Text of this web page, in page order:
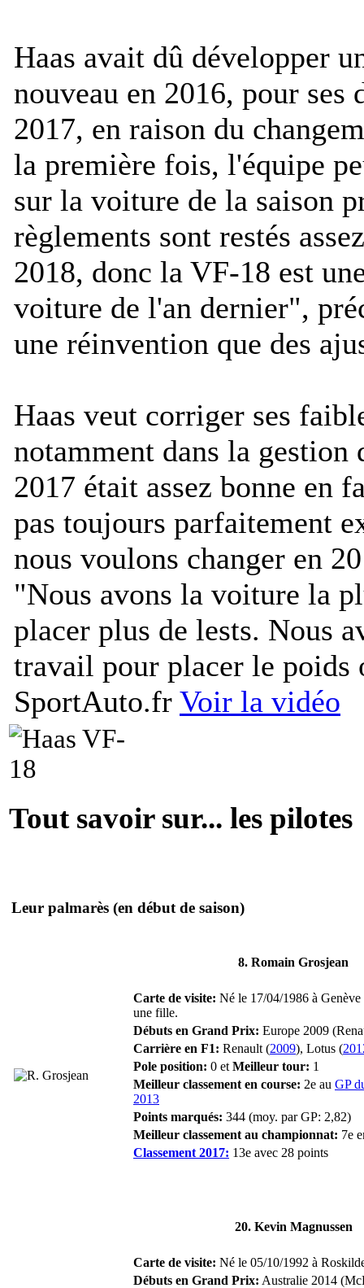
Haas avait dû développer
nouveau en 2016, pour ses
2017, en raison du
la première fois, l'équipe
sur la voiture de la saison
règlements sont restés
2018, donc la VF-18 est
voiture de l'an dernier",
une réinvention que des
Haas veut corriger ses
notamment dans la gestion
2017 était assez bonne en
pas toujours parfaitement
nous voulons changer en
"Nous avons la voiture la
placer plus de lests. Nous
travail pour placer le poids
SportAuto.fr Voir la vidéo
Tout savoir sur... les pilotes
Leur palmarès (en début de saison)
8. Romain Grosjean
Carte de visite: Né le 17/04/1986 à
une fille.
Débuts en Grand Prix: Europe 2009
Carrière en F1: Renault (2009), Lotus (
Pole position: 0 et Meilleur tour: 1
Meilleur classement en course: 2e au GP
2013
Points marqués: 344 (moy. par GP: 2,82)
Meilleur classement au championnat: 7e
Classement 2017: 13e avec 28 points
20. Kevin Magnussen
Carte de visite: Né le 05/10/1992 à
Débuts en Grand Prix: Australie 2014